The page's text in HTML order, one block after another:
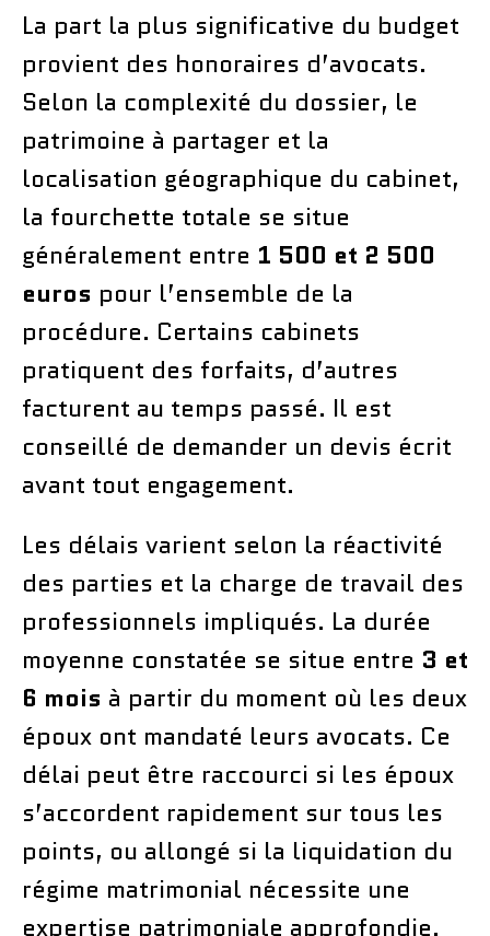
La part la plus significative du budget
provient des honoraires d’avocats.
Selon la complexité du dossier, le
patrimoine à partager et la
localisation géographique du cabinet,
la fourchette totale se situe
généralement entre 1 500 et 2 500
euros pour l’ensemble de la
procédure. Certains cabinets
pratiquent des forfaits, d’autres
facturent au temps passé. Il est
conseillé de demander un devis écrit
avant tout engagement.
Les délais varient selon la réactivité
des parties et la charge de travail des
professionnels impliqués. La durée
moyenne constatée se situe entre 3 et
6 mois à partir du moment où les deux
époux ont mandaté leurs avocats. Ce
délai peut être raccourci si les époux
s’accordent rapidement sur tous les
points, ou allongé si la liquidation du
régime matrimonial nécessite une
expertise patrimoniale approfondie.